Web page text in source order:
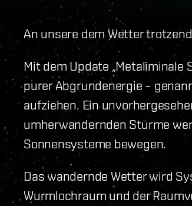
An unsere dem Wetter
Mit dem Update
purer Abgrundenergie –
aufziehen. Ein
umherwandernden Stürme
Sonnensysteme bewegen.
Das wandernde Wetter wird
Wurmlochraum und der